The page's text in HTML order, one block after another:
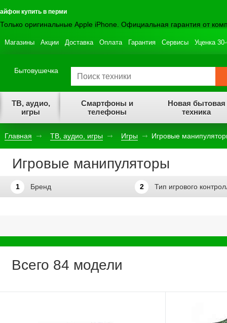
айфон купить в перми
Только оригинальные Apple iPhone. Официальная гарантия от
Магазины Акции Доставка Оплата Гарантия Сервисы Уценка
Бытовушечка
ТВ, аудио,
игры
Смартфоны и
телефоны
Новая бытовая
техника
Главная ТВ, аудио, игры Игры Игровые
Игровые манипуляторы
1 Бренд 2 Тип игрового
Всего 84 модели